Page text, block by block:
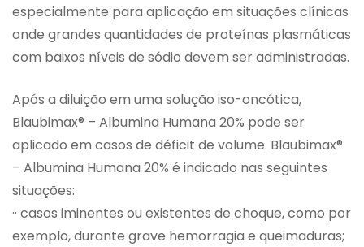
especialmente para aplicação em situações clínicas
onde grandes quantidades de proteínas plasmáticas
com baixos níveis de sódio devem ser administradas.
Após a diluição em uma solução iso-oncótica,
Blaubimax® – Albumina Humana 20% pode ser
aplicado em casos de déficit de volume. Blaubimax®
– Albumina Humana 20% é indicado nas seguintes
situações:
·· casos iminentes ou existentes de choque, como por
exemplo, durante grave hemorragia e queimaduras;